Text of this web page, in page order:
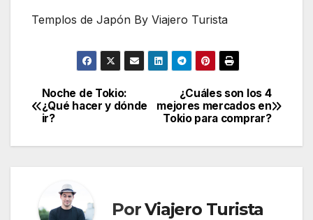
Templos de Japón By Viajero Turista
Navegación
de
¿Cuáles son los 4
mejores mercados en
Tokio para comprar?
Noche de Tokio:
¿Qué hacer y dónde
ir?
PorViajero Turista